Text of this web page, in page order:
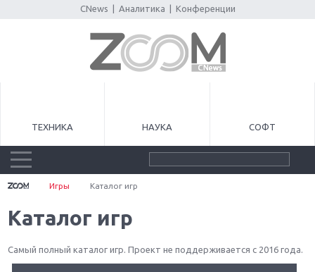
CNews Аналитика Конференции
ТЕХНИКА НАУКА СОФТ
Игры Каталог игр
Каталог игр
Самый полный каталог игр. Проект не поддерживается с 2016 года.